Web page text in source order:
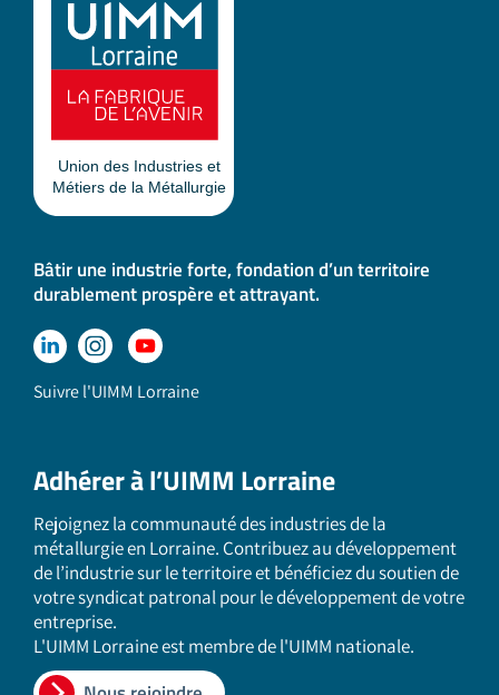
Bâtir une industrie forte, fondation d’un territoire
durablement prospère et attrayant.
Suivre l'UIMM Lorraine
Adhérer à l’UIMM Lorraine
Rejoignez la communauté des industries de la
métallurgie en Lorraine. Contribuez au développement
de l’industrie sur le territoire et bénéficiez du soutien de
votre syndicat patronal pour le développement de votre
entreprise.
L'UIMM Lorraine est membre de l'UIMM nationale.